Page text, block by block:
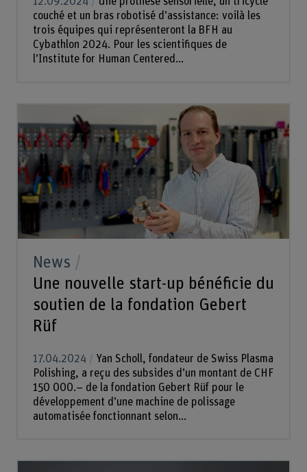
couché et un bras robotisé d’assistance: voilà les
trois équipes qui représenteront la BFH au
Cybathlon 2024. Pour les scientifiques de
l’Institute for Human Centered...
News
Une nouvelle start-up bénéficie du
soutien de la fondation Gebert
Rüf
17.04.2024
Yan Scholl, fondateur de Swiss Plasma
Polishing, a reçu des subsides d’un montant de CHF
150 000.– de la fondation Gebert Rüf pour le
développement d’une machine de polissage
automatisée fonctionnant selon...